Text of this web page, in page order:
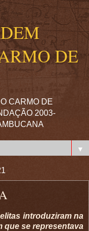
DE
CARMO DE
2003-
▼
introduziram na
que se representava